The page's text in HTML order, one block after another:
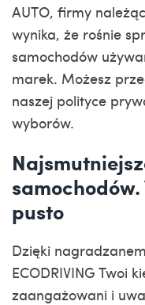
AUTO, firmy
wynika, że rośnie
samochodów
marek. Możesz
naszej polityce
wyborów.
pusto
Dzięki
ECODRIVING Twoi
zaangażowani i